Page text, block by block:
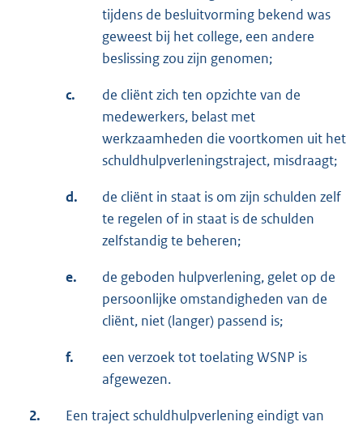
tijdens de besluitvorming bekend was
geweest bij het college, een andere
beslissing zou zijn genomen;
c.
de cliënt zich ten opzichte van de
medewerkers, belast met
werkzaamheden die voortkomen uit het
schuldhulpverleningstraject, misdraagt;
d.
de cliënt in staat is om zijn schulden zelf
te regelen of in staat is de schulden
zelfstandig te beheren;
e.
de geboden hulpverlening, gelet op de
persoonlijke omstandigheden van de
cliënt, niet (langer) passend is;
f.
een verzoek tot toelating WSNP is
afgewezen.
2.
Een traject schuldhulpverlening eindigt van